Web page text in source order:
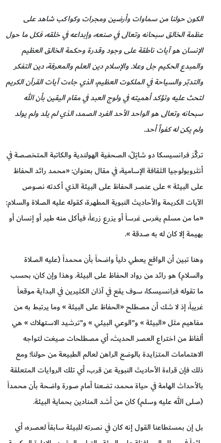
الكون حولنا من سماوات وأرضين ومجرات وكواكب شاهد على
عظمة الخالق سبحانه وتعالى في صنعه، وإبداعه في خلقه، فكل ما حول
الإنسان هو آيات ناطقة على وجود وقدرة وحكمة الخالق العظيم
والمبدع الحكيم جل وعلا. والإسلام دين العلم والمعرفة، دين التفكر
والتدبّر والسياحة في الملكوت العظيم، الذي جاءت آيات القرآن الكريم
لتحث عليه وتؤكد أهميته في ولوج العبد في مقام اليقين بأن الله
سبحانه وتعالى هو الواحد الأحد الفرد الصمد، الذي لم يلد ولم يولد
ولم يكن له كفواً أحد.
تركِّز فرانسيسكا دو شاتِلْ، الصحفية الهولندية والكاتبة المتخصصة في
أنثروبولوجيا الثقافة الإسامية، في مقال بعنوان: «محمد رائد الحفاظ
على البيئة » على عنصر الحفاظ على البيئة الذي أكدته نصوص
الآيات الكريمة والأحاديث النبوية المطهرة، كقوله عليه الصلاة والسلام:
«ما من مسلم يغرس غرساً أو يزرع زرعاً، فيأكل منه طير أو إنسان أو
بهيمة إلا كان له به صدقة ».
وهنا تبين أن الواقع يعطي دلياً واضحاً بأن محمداً (عليه الصلاة
والسلام) هو رائد من رواد الحفاظ على البيئة. وهذا وإن كان، بحسب
ما تقوله فرانسيسكا، سوف يقع في آذان الكثيرين في البداية موقعاً
غريباً، إذ لا شك أن مصطلح «الحفاظ على البيئة » وما يرتبط به من
مفاهيم مثل «البيئة » و"الوعي البيئي » و"ترشيد الاستهلاك » هي
ألفاظ من اختراع العصر الحديث، أي مصطلحات صيغت لتواجه
الاهتمامات المتزايدة بالوضع الراهن لعالم الطبيعة من حولنا؛ ومع
ذلك فإن قراءة الأحاديث النبوية عن قرب، أي تلك الروايات المتعلقة
بالأحداث الهامة في حياة محمد، تضعنا أمام صورة واضحة بأن محمداً
(صلى الله عليه وسلم) كان من أشد المنادين بحماية البيئة.
بل إن بمستطاعنا القول إنه كان في نصرته للبيئة سابقاً لعصره، أي